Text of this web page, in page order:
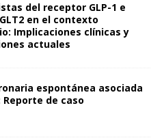
del receptor GLP-1 e
en el contexto
Implicaciones clínicas y
actuales
espontánea asociada
de caso